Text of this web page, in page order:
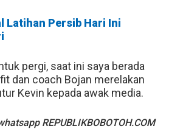
Latihan Persib Hari Ini
pergi, saat ini saya berada
dan coach Bojan merelakan
Kevin kepada awak media.
REPUBLIKBOBOTOH.COM